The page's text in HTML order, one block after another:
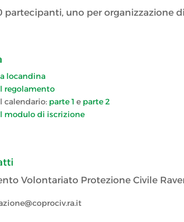
partecipanti, uno per organizzazione
locandina
regolamento
calendario: parte 1 e parte 2
modulo di iscrizione
Volontariato Protezione Civile